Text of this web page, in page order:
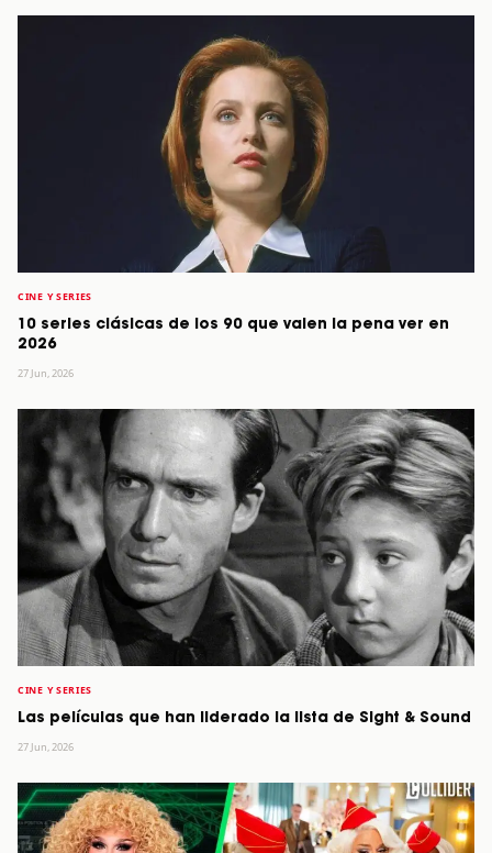
CINE Y SERIES
10 series clásicas de los 90 que valen la pena ver en
2026
27 Jun, 2026
CINE Y SERIES
Las películas que han liderado la lista de Sight & Sound
27 Jun, 2026